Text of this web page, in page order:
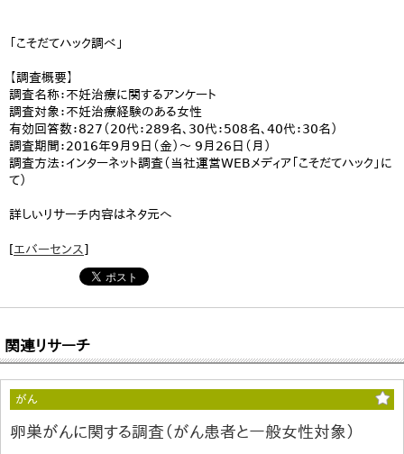
「こそだてハック調べ」
【調査概要】
調査名称：不妊治療に関するアンケート
調査対象：不妊治療経験のある女性
有効回答数：827（20代：289名、30代：508名、40代：30名）
調査期間：2016年9月9日（金）～ 9月26日（月）
調査方法：インターネット調査（当社運営WEBメディア「こそだてハック」に
て）
詳しいリサーチ内容はネタ元へ
[エバーセンス]
関連リサーチ
がん
卵巣がんに関する調査（がん患者と一般女性対象）